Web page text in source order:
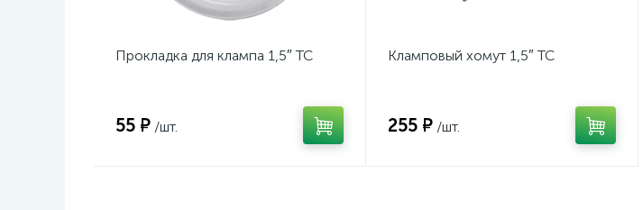
Прокладка для клампа 1,5″ TC
55 ₽ /шт.
Кламповый хомут 1,5″ TC
255 ₽ /шт.